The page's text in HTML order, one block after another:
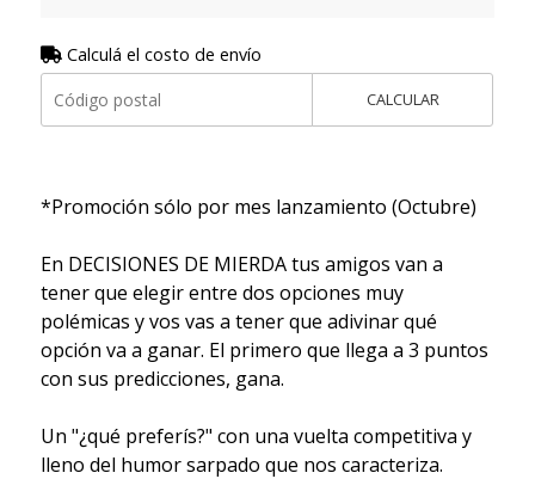
Calculá el costo de envío
CALCULAR
*Promoción sólo por mes lanzamiento (Octubre)
En DECISIONES DE MIERDA tus amigos van a
tener que elegir entre dos opciones muy
polémicas y vos vas a tener que adivinar qué
opción va a ganar. El primero que llega a 3 puntos
con sus predicciones, gana.
Un "¿qué preferís?" con una vuelta competitiva y
lleno del humor sarpado que nos caracteriza.